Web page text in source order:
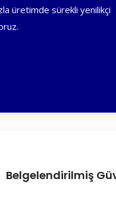
üretimde sürekli yenilikçi
Belgelendirilmiş